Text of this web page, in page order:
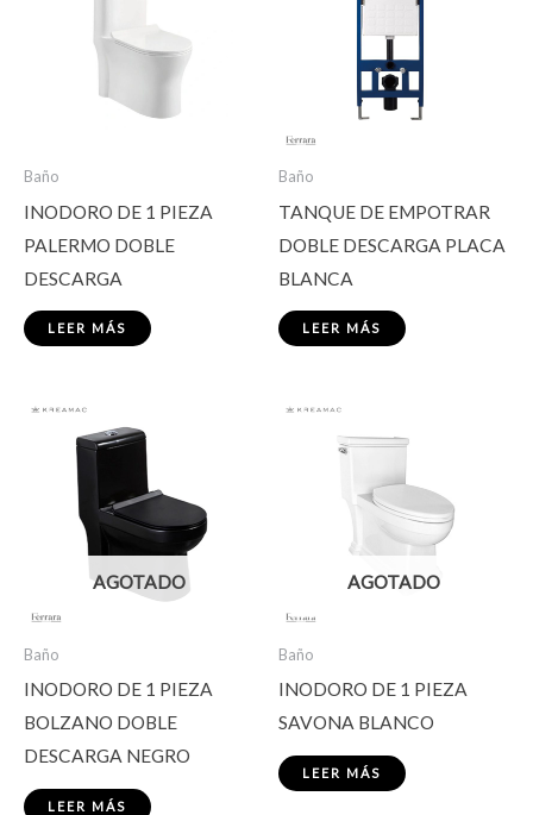
Baño
INODORO DE 1 PIEZA
PALERMO DOBLE
DESCARGA
LEER MÁS
Baño
TANQUE DE EMPOTRAR
DOBLE DESCARGA PLACA
BLANCA
LEER MÁS
AGOTADO
Baño
INODORO DE 1 PIEZA
BOLZANO DOBLE
DESCARGA NEGRO
LEER MÁS
AGOTADO
Baño
INODORO DE 1 PIEZA
SAVONA BLANCO
LEER MÁS